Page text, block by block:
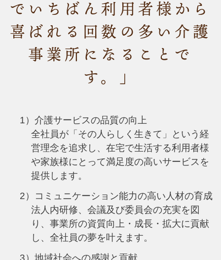
でいちばん利用者様から
喜ばれる回数の多い介護
事業所になることで
す。」
1）介護サービスの品質の向上
全社員が「その人らしく生きて」という経
営理念を追求し、在宅で生活する利用者様
や家族様にとって満足度の高いサービスを
提供します。
2）コミュニケーション能力の高い人材の育成
法人内研修、会議及び委員会の充実を図
り、事業所の資質向上・成長・拡大に貢献
し、全社員の夢を叶えます。
3）地域社会への感謝と貢献